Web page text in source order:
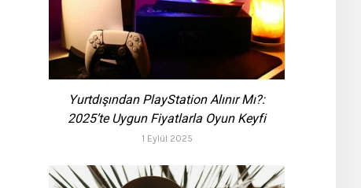
Yurtdışından PlayStation Alınır Mı?:
2025’te Uygun Fiyatlarla Oyun Keyfi
1 Eylül 2025